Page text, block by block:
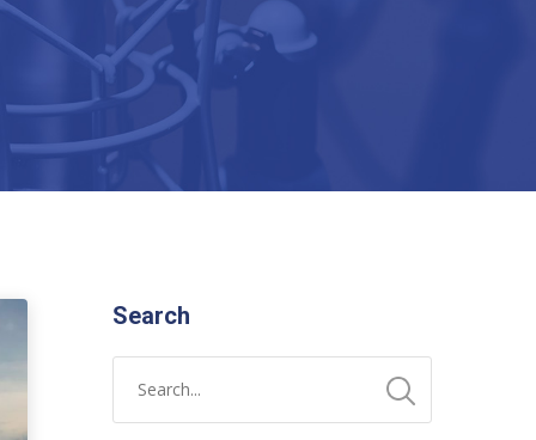
Search